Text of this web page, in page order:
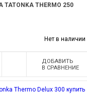
THERMO 250
Нет в наличии
ДОБАВИТЬ
В СРАВНЕНИЕ